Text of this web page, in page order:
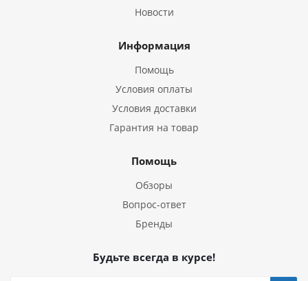
Новости
Информация
Помощь
Условия оплаты
Условия доставки
Гарантия на товар
Помощь
Обзоры
Вопрос-ответ
Бренды
Будьте всегда в курсе!